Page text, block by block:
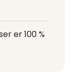
er 100 %